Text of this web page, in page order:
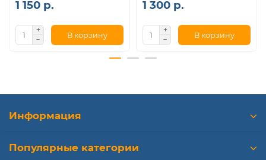
1 150 р.
В корзину
1 300 р.
В корзину
Информация
Популярные категории